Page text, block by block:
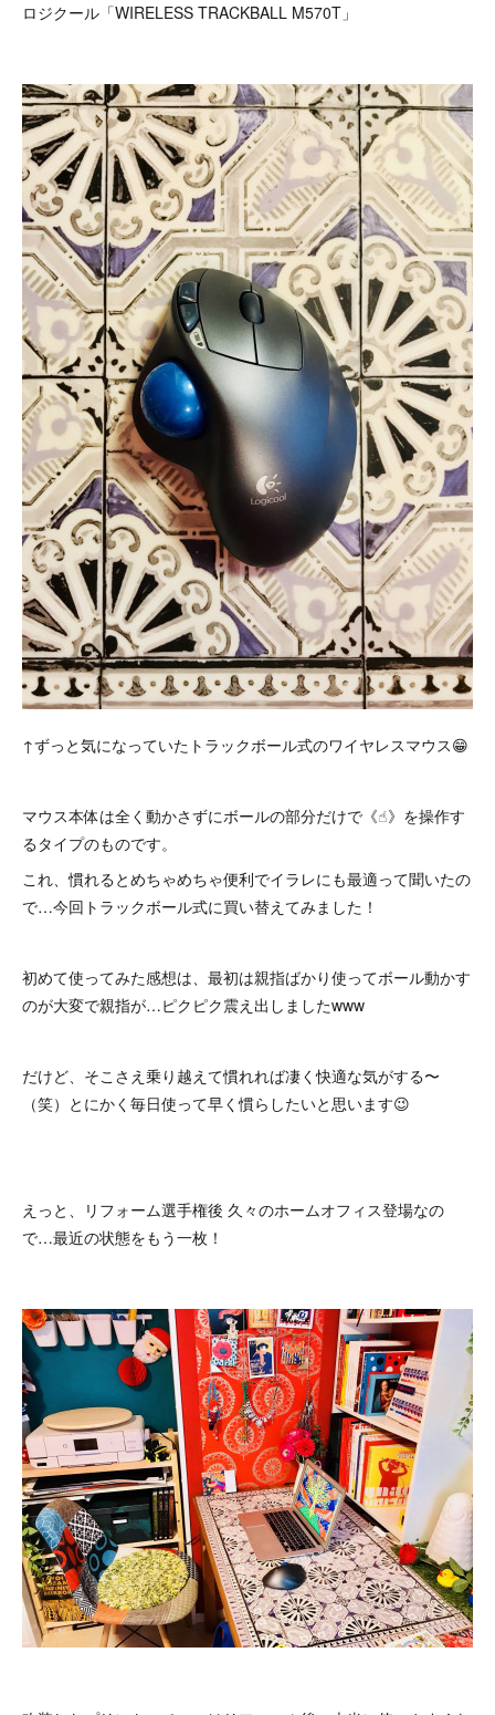
ロジクール「WIRELESS TRACKBALL M570T」
↑ずっと気になっていたトラックボール式のワイヤレスマウス😁
マウス本体は全く動かさずにボールの部分だけで《☝︎》を操作す
るタイプのものです。
これ、慣れるとめちゃめちゃ便利でイラレにも最適って聞いたの
で…今回トラックボール式に買い替えてみました！
初めて使ってみた感想は、最初は親指ばかり使ってボール動かす
のが大変で親指が…ピクピク震え出しましたwww
だけど、そこさえ乗り越えて慣れれば凄く快適な気がする〜
（笑）とにかく毎日使って早く慣らしたいと思います😉
えっと、リフォーム選手権後 久々のホームオフィス登場なの
で…最近の状態をもう一枚！